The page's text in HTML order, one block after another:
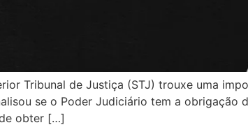
Tribunal de Justiça (STJ) trouxe uma
se o Poder Judiciário tem a obrigação
obter […]